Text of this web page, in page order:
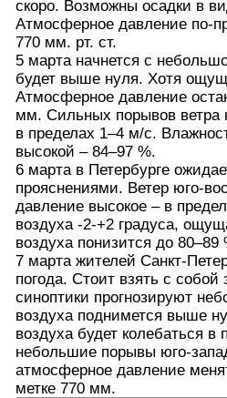
скоро. Возможны осадки в
Атмосферное давление по-
770 мм. рт. ст.
5 марта начнется с
будет выше нуля. Хотя
Атмосферное давление
мм. Сильных порывов ветра
в пределах 1–4 м/с.
высокой – 84–97 %.
6 марта в Петербурге
прояснениями. Ветер юго-
давление высокое – в
воздуха -2-+2 градуса,
воздуха понизится до 80–89
7 марта жителей Санкт-
погода. Стоит взять с собой
синоптики прогнозируют
воздуха поднимется выше
воздуха будет колебаться
небольшие порывы юго-
атмосферное давление
метке 770 мм.